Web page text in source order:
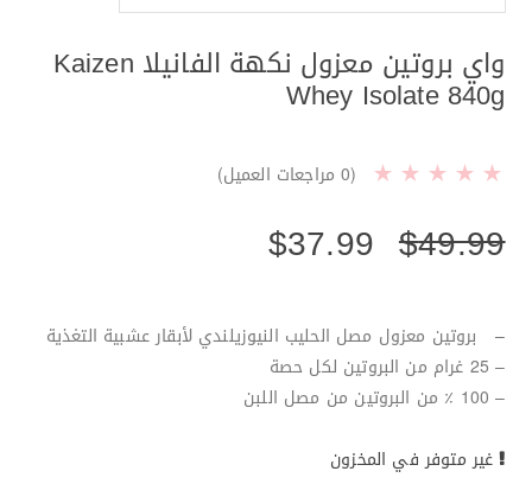
واي بروتين معزول نكهة الفانيلا Kaizen
Whey Isolate 840g
(
0 مراجعات العميل)
$49.99
$37.99
– بروتين معزول مصل الحليب النيوزيلندي لأبقار عشبية التغذية
– 25 غرام من البروتين لكل حصة
– 100 ٪ من البروتين من مصل اللبن
غير متوفر في المخزون